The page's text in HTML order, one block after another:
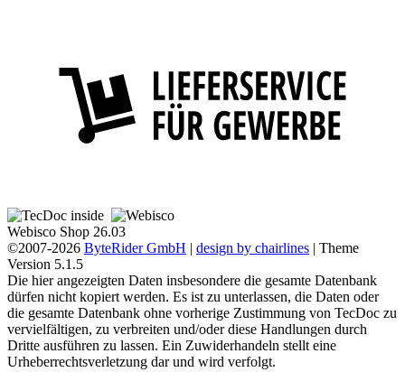
Webisco Shop 26.03
©2007-2026 ByteRider GmbH | design by chairlines | Theme
Version 5.1.5
Die hier angezeigten Daten insbesondere die gesamte Datenbank
dürfen nicht kopiert werden. Es ist zu unterlassen, die Daten oder
die gesamte Datenbank ohne vorherige Zustimmung von TecDoc zu
vervielfältigen, zu verbreiten und/oder diese Handlungen durch
Dritte ausführen zu lassen. Ein Zuwiderhandeln stellt eine
Urheberrechtsverletzung dar und wird verfolgt.